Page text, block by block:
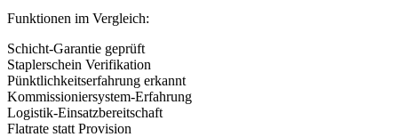
Funktionen im Vergleich:
Schicht-Garantie geprüft
Staplerschein Verifikation
Pünktlichkeitserfahrung erkannt
Kommissioniersystem-Erfahrung
Logistik-Einsatzbereitschaft
Flatrate statt Provision